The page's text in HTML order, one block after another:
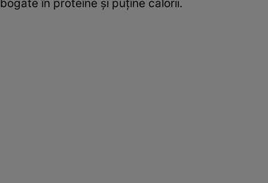
bogate în proteine și puține calorii.